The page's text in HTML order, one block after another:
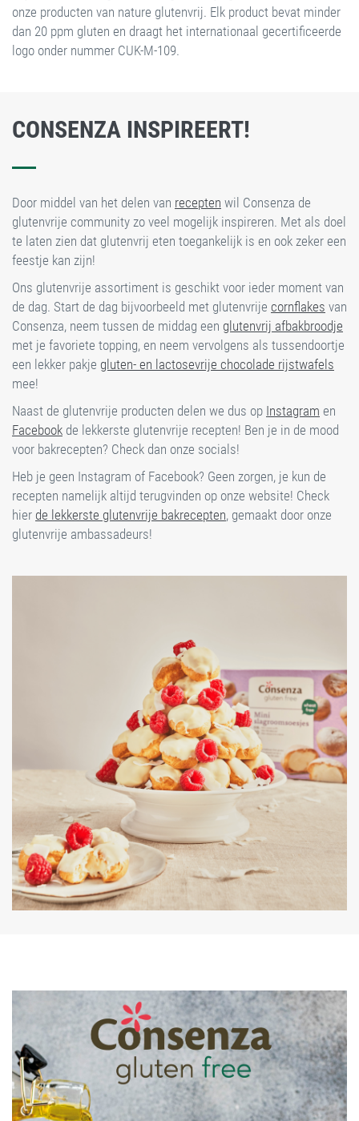
onze producten van nature glutenvrij. Elk product bevat minder
dan 20 ppm gluten en draagt het internationaal gecertificeerde
logo onder nummer CUK-M-109.
CONSENZA INSPIREERT!
Door middel van het delen van recepten wil Consenza de
glutenvrije community zo veel mogelijk inspireren. Met als doel
te laten zien dat glutenvrij eten toegankelijk is en ook zeker een
feestje kan zijn!
Ons glutenvrije assortiment is geschikt voor ieder moment van
de dag. Start de dag bijvoorbeeld met glutenvrije cornflakes van
Consenza, neem tussen de middag een glutenvrij afbakbroodje
met je favoriete topping, en neem vervolgens als tussendoortje
een lekker pakje gluten- en lactosevrije chocolade rijstwafels
mee!
Naast de glutenvrije producten delen we dus op Instagram en
Facebook de lekkerste glutenvrije recepten! Ben je in de mood
voor bakrecepten? Check dan onze socials!
Heb je geen Instagram of Facebook? Geen zorgen, je kun de
recepten namelijk altijd terugvinden op onze website! Check
hier de lekkerste glutenvrije bakrecepten, gemaakt door onze
glutenvrije ambassadeurs!